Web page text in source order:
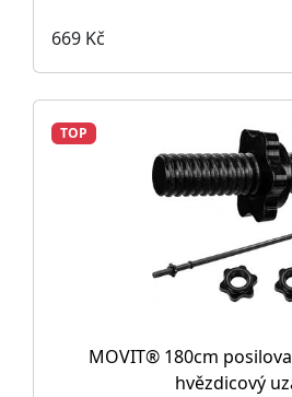
669 Kč
TOP
MOVIT® 180cm
hvězdicový